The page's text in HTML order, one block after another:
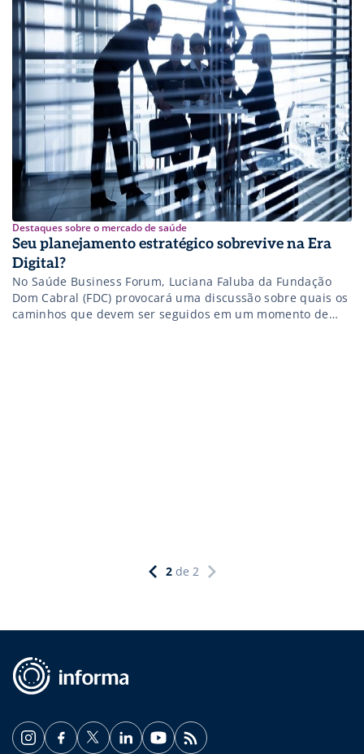
Destaques sobre o mercado de saúde
Seu planejamento estratégico sobrevive na Era
Digital?
No Saúde Business Forum, Luciana Faluba da Fundação
Dom Cabral (FDC) provocará uma discussão sobre quais os
caminhos que devem ser seguidos em um momento de
2 de 2